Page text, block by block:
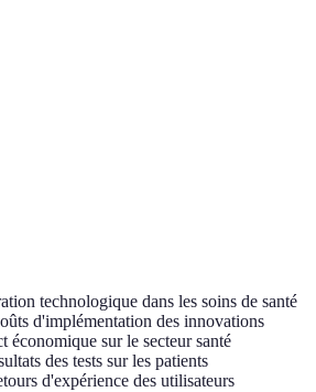
technologique dans les soins de santé
d'implémentation des innovations
économique sur le secteur santé
des tests sur les patients
d'expérience des utilisateurs